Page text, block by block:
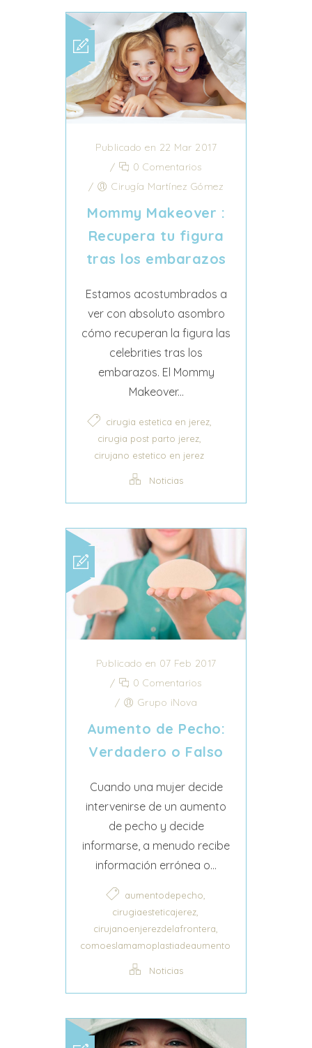
Publicado en 22 Mar 2017
/
0 Comentarios
/
Cirugía Martínez Gómez
Mommy Makeover :
Recupera tu figura
tras los embarazos
Estamos acostumbrados a
ver con absoluto asombro
cómo recuperan la figura las
celebrities tras los
embarazos. El Mommy
Makeover...
cirugia estetica en jerez,
cirugia post parto jerez,
cirujano estetico en jerez
Noticias
Publicado en 07 Feb 2017
/
0 Comentarios
/
Grupo iNova
Aumento de Pecho:
Verdadero o Falso
Cuando una mujer decide
intervenirse de un aumento
de pecho y decide
informarse, a menudo recibe
información errónea o...
aumentodepecho,
cirugiaesteticajerez,
cirujanoenjerezdelafrontera,
comoeslamamoplastiadeaumento
Noticias